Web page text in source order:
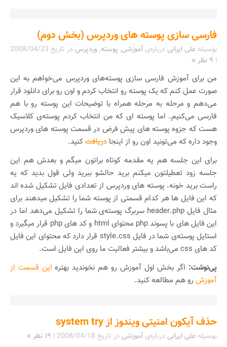
فارسی سازی پوسته های وردپرس (بخش دوم)
بوسیله علی ایرانی درباره‌یآموزشی, پوسته,وردپرس در تاریخ 2008/04/23
| ۹ نظر »
من برای آموزش فارسی سازی پوسته‌های وردپرس می‌خواهم به این
صورت عمل کنم که یک پوسته رو انتخاب کردم و اون رو برای دانلود قرار
می‌دهم و مرحله به مرحله همراه با توضیحات این پوسته رو با هم
فارسی می‌کنیم. اما پوسته ای که من انتخاب کردم پوسته‌ی کلاسیک
هست که جزوه پوسته های پیش فرض در قسمت پوسته های وردپرس
وجود داره که می‌تونید اون رو از اینجا دریافتکنید.
برای این جلسه هم یه مقدمه کوتاه براتون میگم و بعدش هم این
جلسه زود تعطیلتون میکنم برید حالشو ببرید ولی قول بدید که یه
راست برید خونه. پوسته های وردپرس از تعدادی فایل تشکیل شده اند
که این فایل ها هر کدام قسمتی از پوسته شما را تشکیل میدهند برای
مثال فایل header.php سربرگ پوسته‌ی شما را تشکیل می‌دهد اما در
این فایل های با پسوند php محتوای html و کد های php قرار میگیرد و
استایل پوسته‌ی شما در فایل style.css قرار دارد که محتوای این فایل
کد های css می‌باشد و بیشتر فعالیت ما روی این فایل است.
پی‌نوشت: اگر بخش اول آموزش رو هم نخوندید بهتره این قسمت از
آموزش رو هم مطالعه کنید.
حذف آیکون امنیتی ویندوز از system try
بوسیله علی ایرانی درباره‌یآموزشی در تاریخ 2008/04/18
| ۱۹ نظر »